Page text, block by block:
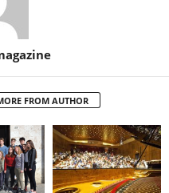
FROM AUTHOR